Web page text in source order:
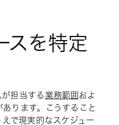
スを特定
担当する 業務範囲 およ
ります。こうすること
で現実的なスケジュー